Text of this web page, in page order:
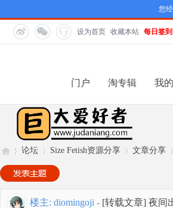
您
设为首页 收藏本站 每日签到
门户 淘专辑 我
巨 »
论坛
›
Size Fetish资源分享
›
文章分享
›
楼主: diomingoji - [转载文章] 夜间